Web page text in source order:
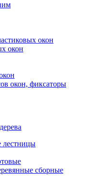
окон
окон
окон, фиксаторы
лестницы
сборные